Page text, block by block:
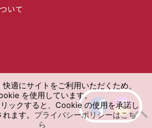
いて
シー
適にサイトをご利用いただくため、
を使用しています。
ックすると、Cookie の使用を承諾し
ます。 プライバシーポリシーはこち
ら